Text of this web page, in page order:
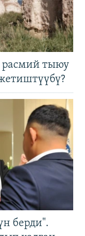
расмий тыюу
берди".